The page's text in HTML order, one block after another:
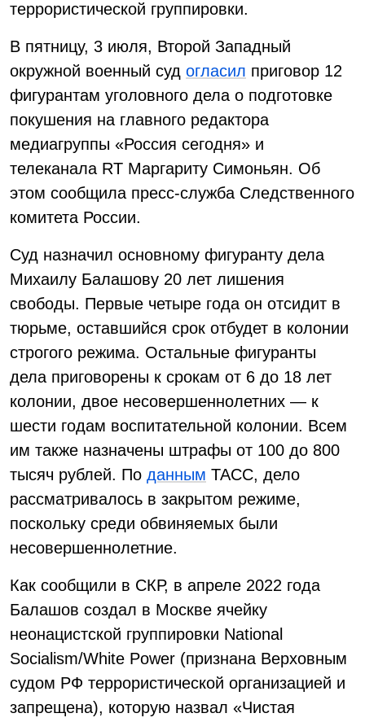
террористической группировки.
В пятницу, 3 июля, Второй Западный
окружной военный суд огласил приговор 12
фигурантам уголовного дела о подготовке
покушения на главного редактора
медиагруппы «Россия сегодня» и
телеканала RT Маргариту Симоньян. Об
этом сообщила пресс-служба Следственного
комитета России.
Суд назначил основному фигуранту дела
Михаилу Балашову 20 лет лишения
свободы. Первые четыре года он отсидит в
тюрьме, оставшийся срок отбудет в колонии
строгого режима. Остальные фигуранты
дела приговорены к срокам от 6 до 18 лет
колонии, двое несовершеннолетних — к
шести годам воспитательной колонии. Всем
им также назначены штрафы от 100 до 800
тысяч рублей. По данным ТАСС, дело
рассматривалось в закрытом режиме,
поскольку среди обвиняемых были
несовершеннолетние.
Как сообщили в СКР, в апреле 2022 года
Балашов создал в Москве ячейку
неонацистской группировки National
Socialism/White Power (признана Верховным
судом РФ террористической организацией и
запрещена), которую назвал «Чистая